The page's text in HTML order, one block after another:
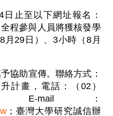
止至以下網址報名：
全程參與人員將獲核發學
月29日）、3小時（8月
協助宣傳。聯絡方式：
計畫，電話：（02）
E-mail：
；臺灣大學研究誠信辦